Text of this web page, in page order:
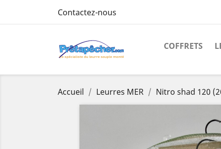
Contactez-nous
COFFRETS
Accueil Leurres MER Nitro shad 120